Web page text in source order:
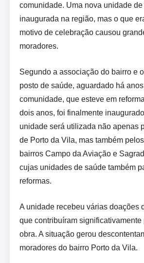
comunidade. Uma nova unidade de
inaugurada na região, mas o que
motivo de celebração causou
moradores.
Segundo a associação do bairro e
posto de saúde, aguardado há
comunidade, que esteve em
dois anos, foi finalmente
unidade será utilizada não apenas
de Porto da Vila, mas também
bairros Campo da Aviação e
cujas unidades de saúde também
reformas.
A unidade recebeu várias doações
que contribuíram significativamente
obra. A situação gerou
moradores do bairro Porto da Vila.